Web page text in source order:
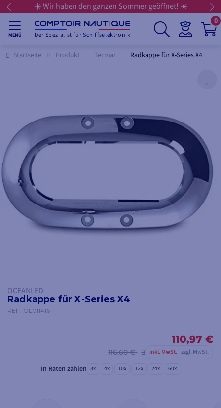
☀️ Wir haben den ganzen Sommer geöffnet! ☀️
MENÜ Der Spezialist für Schiffselektronik
0
Startseite Produkt Tecmar Radkappe für X-Series X4
OCEANLED
Radkappe für X-Series X4
REF. OL011416
110,97 €
116,60 € inkl. MwSt. zzgl. MwSt.
In Raten zahlen 3x 4x 10x 12x 24x 60x